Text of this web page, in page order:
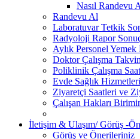
Nasıl Randevu
Randevu Al
Laboratuvar Tetkik
Radyoloji Rapor
Aylık Personel Yemek
Doktor Çalışma
Poliklinik Çalışma
Evde Sağlık Hizmetleri
Ziyaretçi Saatleri ve
Çalışan Hakları
İletişim & Ulaşım/ Görüş -
Görüş ve Önerileriniz